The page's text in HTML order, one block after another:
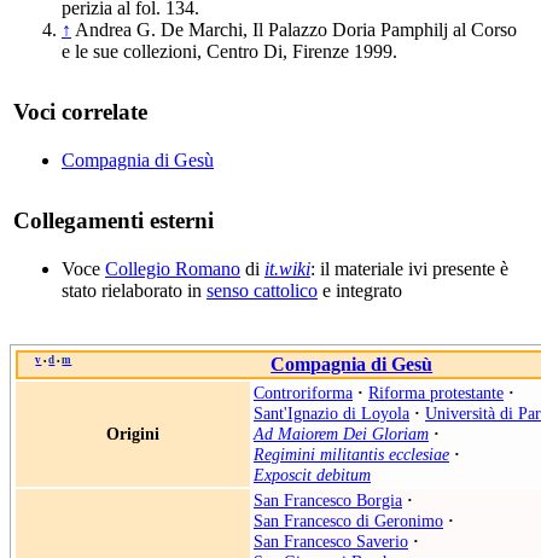
perizia al fol. 134.
↑ Andrea G. De Marchi, Il Palazzo Doria Pamphilj al Corso
e le sue collezioni, Centro Di, Firenze 1999.
Voci correlate
Compagnia di Gesù
Collegamenti esterni
Voce Collegio Romano di it.wiki: il materiale ivi presente è
stato rielaborato in senso cattolico e integrato
v • d • m Compagnia di Gesù
Origini
Controriforma · Riforma protestante ·
Sant'Ignazio di Loyola · Università di
Ad Maiorem Dei Gloriam ·
Regimini militantis ecclesiae ·
Exposcit debitum
San Francesco Borgia ·
San Francesco di Geronimo‎ ·
San Francesco Saverio ·